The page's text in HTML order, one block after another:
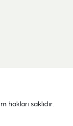
hakları saklıdır.